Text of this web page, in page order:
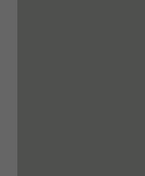
LED και
Τουλόγλου